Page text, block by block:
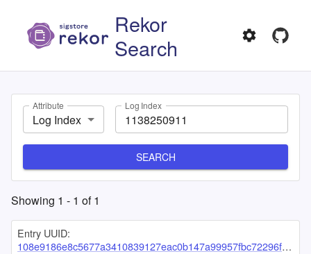
Rekor
Search
Attribute
Log Index
Log Index
SEARCH
Showing 1 - 1 of1
Entry UUID:
108e9186e8c5677a3410839127eac0b147a99957fbc72296f0c2ca7d48ae3a674021171b68bd7e5b